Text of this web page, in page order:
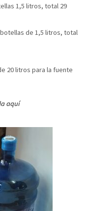
1,5 litros, total 29
de 1,5 litros, total
20 litros para la fuente
aquí